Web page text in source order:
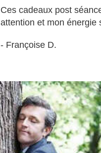
Ces cadeaux post
attention et mon énergie
- Françoise D.